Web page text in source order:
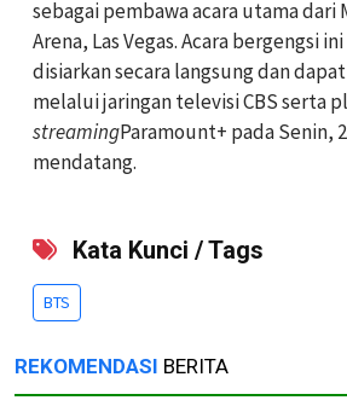
sebagai pembawa acara utama dari
Arena, Las Vegas. Acara bergengsi
disiarkan secara langsung dan
melalui jaringan televisi CBS serta
streamingParamount+ pada Senin,
mendatang.
Kata Kunci / Tags
BTS
REKOMENDASI BERITA